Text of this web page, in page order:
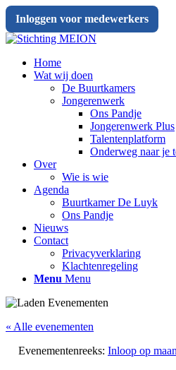
Inloggen voor medewerkers
Home
Wat wij doen
De Buurtkamers
Jongerenwerk
Ons Pandje
Jongerenwerk Plus
Talentenplatform
Onderweg naar je
Over
Wie is wie
Agenda
Buurtkamer De Luyk
Ons Pandje
Nieuws
Contact
Privacyverklaring
Klachtenregeling
Menu Menu
« Alle evenementen
Evenementenreeks: Inloop op